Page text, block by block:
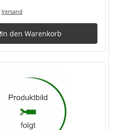
Versand
In den Warenkorb